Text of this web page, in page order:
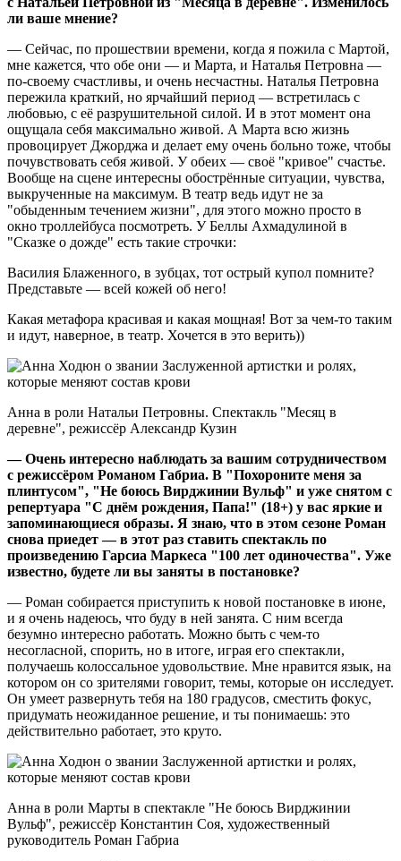
ли ваше мнение?
— Сейчас, по прошествии времени, когда я пожила с Мартой,
мне кажется, что обе они — и Марта, и Наталья Петровна —
по-своему счастливы, и очень несчастны. Наталья Петровна
пережила краткий, но ярчайший период — встретилась с
любовью, с её разрушительной силой. И в этот момент она
ощущала себя максимально живой. А Марта всю жизнь
провоцирует Джорджа и делает ему очень больно тоже, чтобы
почувствовать себя живой. У обеих — своё "кривое" счастье.
Вообще на сцене интересны обострённые ситуации, чувства,
выкрученные на максимум. В театр ведь идут не за
"обыденным течением жизни", для этого можно просто в
окно троллейбуса посмотреть. У Беллы Ахмадулиной в
"Сказке о дожде" есть такие строчки:
Василия Блаженного, в зубцах, тот острый купол помните?
Представьте — всей кожей об него!
Какая метафора красивая и какая мощная! Вот за чем-то таким
и идут, наверное, в театр. Хочется в это верить))
Анна в роли Натальи Петровны. Спектакль "Месяц в
деревне", режиссёр Александр Кузин
— Очень интересно наблюдать за вашим сотрудничеством
с режиссёром Романом Габриа. В "Похороните меня за
плинтусом", "Не боюсь Вирджинии Вульф" и уже снятом с
репертуара "С днём рождения, Папа!" (18+) у вас яркие и
запоминающиеся образы. Я знаю, что в этом сезоне Роман
снова приедет — в этот раз ставить спектакль по
произведению Гарсиа Маркеса "100 лет одиночества". Уже
известно, будете ли вы заняты в постановке?
— Роман собирается приступить к новой постановке в июне,
и я очень надеюсь, что буду в ней занята. С ним всегда
безумно интересно работать. Можно быть с чем-то
несогласной, спорить, но в итоге, играя его спектакли,
получаешь колоссальное удовольствие. Мне нравится язык, на
котором он со зрителями говорит, темы, которые он исследует.
Он умеет развернуть тебя на 180 градусов, сместить фокус,
придумать неожиданное решение, и ты понимаешь: это
действительно работает, это круто.
Анна в роли Марты в спектакле "Не боюсь Вирджинии
Вульф", режиссёр Константин Соя, художественный
руководитель Роман Габриа